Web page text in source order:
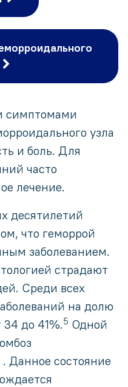
симптомами
узла
и боль. Для
часто
лечение.
десятилетий
что геморрой
заболеванием.
страдают
Среди всех
на долю
до 41%.5 Одной
Данное состояние